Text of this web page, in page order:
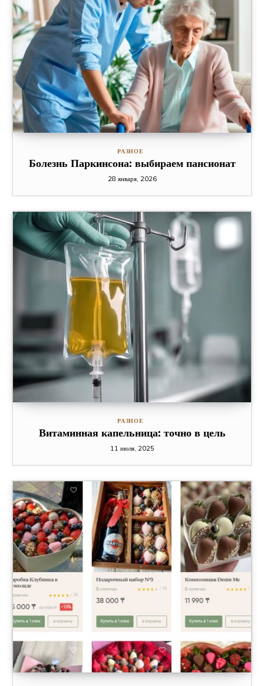
РАЗНОЕ
Болезнь Паркинсона: выбираем пансионат
28 января, 2026
РАЗНОЕ
Витаминная капельница: точно в цель
11 июля, 2025